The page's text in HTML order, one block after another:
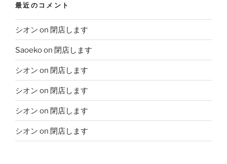
最近のコメント
シオン on 閉店します
Saoekoon 閉店します
シオン on 閉店します
シオン on 閉店します
シオン on 閉店します
シオン on 閉店します